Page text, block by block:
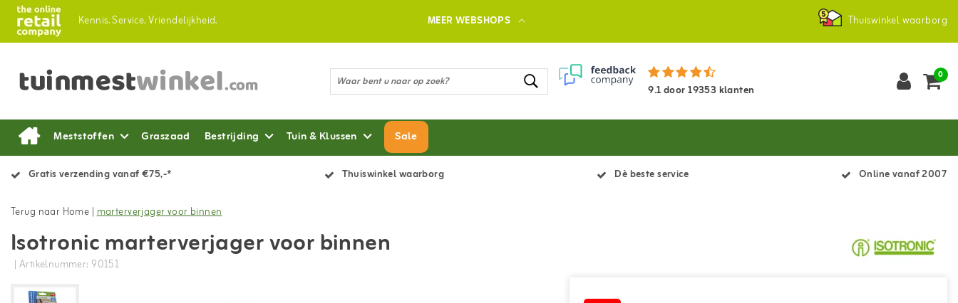
Kennis.Service.Vriendelijkheid. MEER WEBSHOPS Thuiswinkel waarborg
9.1door19353 klanten
0
Meststoffen Graszaad Bestrijding Tuin & Klussen Sale
Gratis verzending vanaf €75,-* Thuiswinkel waarborg Dè beste service Online vanaf 2007
Terug naar Home |marterverjager voor binnen
Isotronic marterverjager voor binnen
| Artikelnummer: 90151